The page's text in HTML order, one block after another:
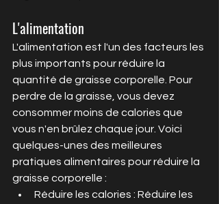
L'alimentation
L'alimentation est l'un des facteurs les
plus importants pour réduire la
quantité de graisse corporelle. Pour
perdre de la graisse, vous devez
consommer moins de calories que
vous n'en brûlez chaque jour. Voici
quelques-unes des meilleures
pratiques alimentaires pour réduire la
graisse corporelle :
Réduire les calories : Réduire les